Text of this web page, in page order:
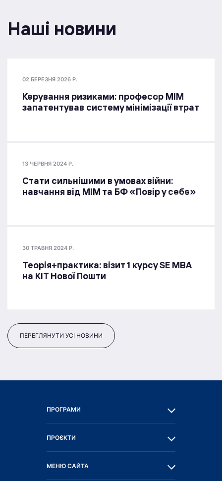
Наші новини
02 БЕРЕЗНЯ 2026 Р.
Керування ризиками: професор МІМ
запатентував систему мінімізації втрат
13 ЧЕРВНЯ 2024 Р.
Стати сильнішими в умовах війни:
навчання від МІМ та БФ «Повір у себе»
30 ТРАВНЯ 2024 Р.
Теорія+практика: візит 1 курсу SE MBA
на КІТ Нової Пошти
ПЕРЕГЛЯНУТИ УСІ НОВИНИ
ПРОГРАМИ
ПРОЄКТИ
МЕНЮ САЙТА